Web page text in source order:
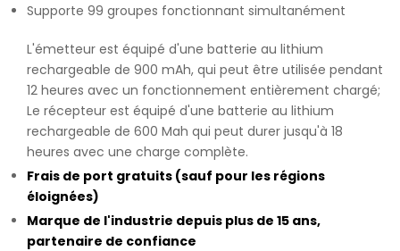
Supporte 99 groupes fonctionnant simultanément
L'émetteur est équipé d'une batterie au lithium
rechargeable de 900 mAh, qui peut être utilisée pendant
12 heures avec un fonctionnement entièrement chargé;
Le récepteur est équipé d'une batterie au lithium
rechargeable de 600 Mah qui peut durer jusqu'à 18
heures avec une charge complète.
Frais de port gratuits (sauf pour les régions
éloignées)
Marque de l'industrie depuis plus de 15 ans,
partenaire de confiance